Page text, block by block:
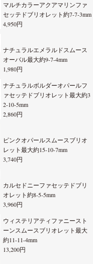
マルチカラーアクアマリンファ
セッテドブリオレット約7-7-3mm
4,950円
ナチュラルエメラルドスムース
オーバル最大約9-7-4mm
1,980円
ナチュラルボルダーオパールフ
ァセッテドブリオレット最大約3
2-10-5mm
2,860円
ピンクオパールスムースブリオ
レット最大約15-10-7mm
3,740円
カルセドニーファセッテドブリ
オレット約8-5-5mm
3,960円
ウィステリアティファニースト
ーンスムースブリオレット最大
約11-11-4mm
13,200円